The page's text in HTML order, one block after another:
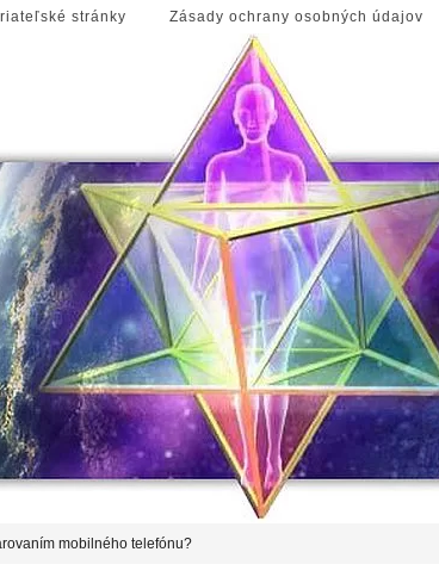
stránky Zásady ochrany osobných údajov
mobilného telefónu?